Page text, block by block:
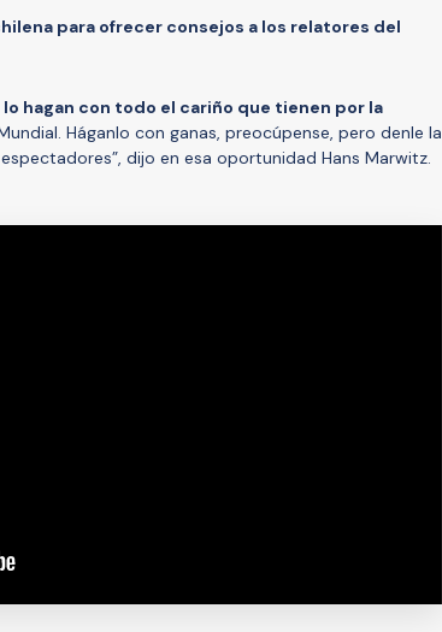
para ofrecer consejos a los relatores del
hagan con todo el cariño que tienen por la
Háganlo con ganas, preocúpense, pero denle la
dijo en esa oportunidad Hans Marwitz.